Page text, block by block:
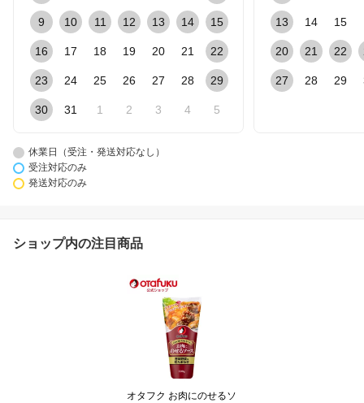
9 10 11 12 13 14 15
16 17 18 19 20 21 22
23 24 25 26 27 28 29
30 31 1 2 3 4 5
13 14 15
20 21 22
27 28 29
休業日（受注・発送対応なし）
受注対応のみ
発送対応のみ
ショップ内の注目商品
オタフク お肉にのせるソ